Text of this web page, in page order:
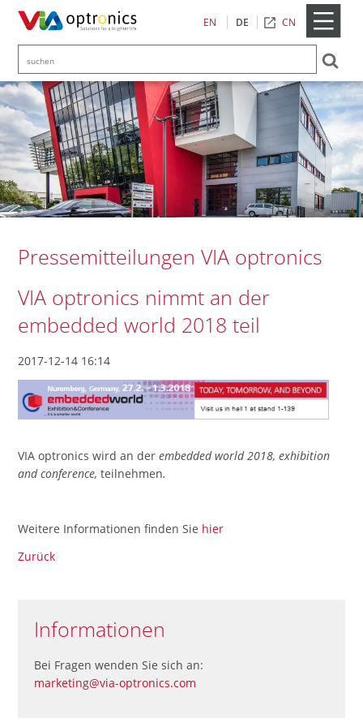
EN DE CN
Pressemitteilungen VIA optronics
VIA optronics nimmt an der
embedded world 2018 teil
2017-12-14 16:14
VIA optronics wird an derembedded world 2018, exhibition
and conference,teilnehmen.
Weitere Informationen finden Sie hier
Zurück
Informationen
Bei Fragen wenden Sie sich an:
marketing@via-optronics.com